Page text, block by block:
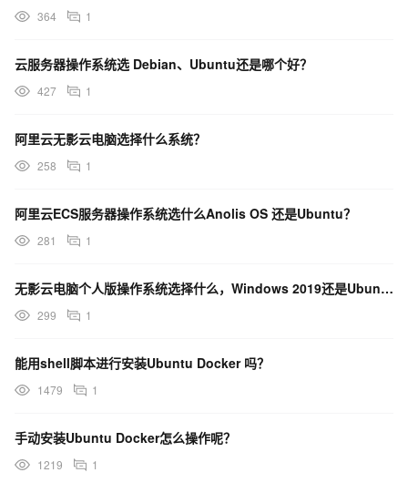
364 1
云服务器操作系统选 Debian、Ubuntu还是哪个好？
427 1
阿里云无影云电脑选择什么系统？
258 1
阿里云ECS服务器操作系统选什么Anolis OS 还是Ubuntu？
281 1
无影云电脑个人版操作系统选择什么，Windows 2019还是Ubuntu？
299 1
能用shell脚本进行安装Ubuntu Docker 吗？
1479 1
手动安装Ubuntu Docker怎么操作呢？
1219 1